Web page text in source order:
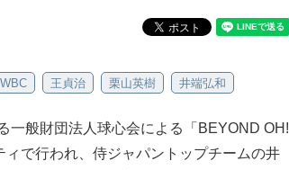
WBC 王貞治 栗山英樹 井端弘和
般財団法人球心会による「BEYOND OH!
で行われ、侍ジャパントップチームの井